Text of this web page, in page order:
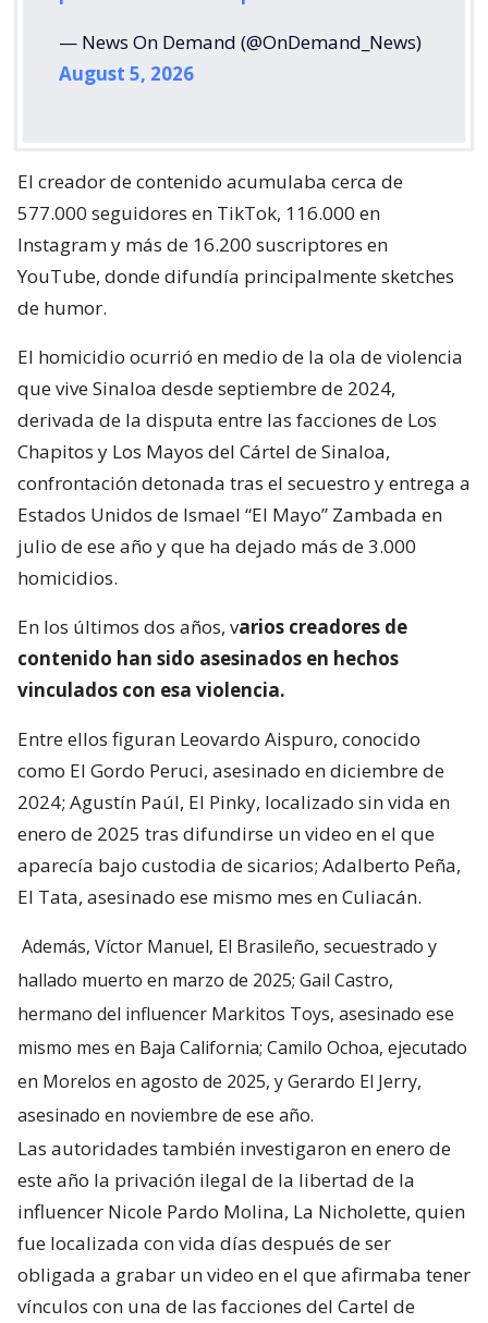
— News On Demand (@OnDemand_News)
August 5, 2026
El creador de contenido acumulaba cerca de
577.000 seguidores en TikTok, 116.000 en
Instagram y más de 16.200 suscriptores en
YouTube, donde difundía principalmente sketches
de humor.
El homicidio ocurrió en medio de la ola de violencia
que vive Sinaloa desde septiembre de 2024,
derivada de la disputa entre las facciones de Los
Chapitos y Los Mayos del Cártel de Sinaloa,
confrontación detonada tras el secuestro y entrega a
Estados Unidos de Ismael “El Mayo” Zambada en
julio de ese año y que ha dejado más de 3.000
homicidios.
En los últimos dos años, varios creadores de
contenido han sido asesinados en hechos
vinculados con esa violencia.
Entre ellos figuran Leovardo Aispuro, conocido
como El Gordo Peruci, asesinado en diciembre de
2024; Agustín Paúl, El Pinky, localizado sin vida en
enero de 2025 tras difundirse un video en el que
aparecía bajo custodia de sicarios; Adalberto Peña,
El Tata, asesinado ese mismo mes en Culiacán.
Además, Víctor Manuel, El Brasileño, secuestrado y
hallado muerto en marzo de 2025; Gail Castro,
hermano del influencer Markitos Toys, asesinado ese
mismo mes en Baja California; Camilo Ochoa, ejecutado
en Morelos en agosto de 2025, y Gerardo El Jerry,
asesinado en noviembre de ese año.
Las autoridades también investigaron en enero de
este año la privación ilegal de la libertad de la
influencer Nicole Pardo Molina, La Nicholette, quien
fue localizada con vida días después de ser
obligada a grabar un video en el que afirmaba tener
vínculos con una de las facciones del Cartel de